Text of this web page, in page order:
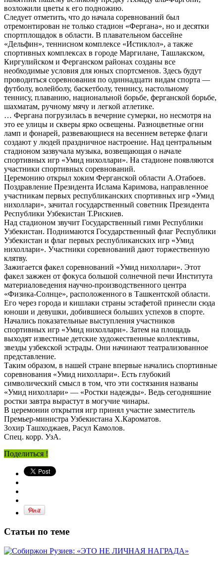
возложили цветы к его подножию.
Следует отметить, что до начала соревнований был
отремонтирован не только стадион «Фергана», но и десятки
спортплощадок в области. В плавательном бассейне
«Дельфин», теннисном комплексе «Истиклол», а также
спортивных комплексах в городе Маргилане, Ташлакском,
Киргулийском и Ферганском районах созданы все
необходимые условия для юных спортсменов. Здесь будут
проводиться соревнования по одиннадцати видам спорта —
футболу, волейболу, баскетболу, теннису, настольному
теннису, плаванию, национальной борьбе, ферганской борьбе,
шахматам, ручному мячу и легкой атлетике.
… Фергана погрузилась в вечерние сумерки, но несмотря на
это ее улицы и скверы ярко освещены. Разноцветные огни
ламп и фонарей, развевающиеся на весеннем ветерке флаги
создают у людей праздничное настроение. Над центральным
стадионом зазвучала музыка, возвещающая о начале
спортивных игр «Умид нихоллари». На стадионе появляются
участники спортивных соревнований.
Церемонию открыл хоким Ферганской области А.Отабоев.
Поздравление Президента Ислама Каримова, направленное
участникам первых республиканских спортивных игр «Умид
нихоллари», зачитал государственный советник Президента
Республики Узбекистан Т.Рискиев.
Над стадионом звучит Государственный гимн Республики
Узбекистан. Поднимаются Государственный флаг Республики
Узбекистан и флаг первых республиканских игр «Умид
нихоллари». Участники соревнований дают торжественную
клятву.
Зажигается факел соревнований «Умид нихоллари». Этот
факел зажжен от фокуса большой солнечной печи Института
материаловедения научно-производственного центра
«Физика-Солнце», расположенного в Ташкентской области.
Его через города и кишлаки страны эстафетой принесли сюда
юноши и девушки, добившиеся больших успехов в спорте.
Начались показательные выступления участников
спортивных игр «Умид нихоллари». Затем на площадь
выходят известные детские художественные коллективы,
звезды узбекской эстрады. Они начинают театрализованное
представление.
Таким образом, в нашей стране впервые начались спортивные
соревнования «Умид нихоллари». Есть глубокий
символический смысл в том, что эти состязания названы
«Умид нихоллари» — «Ростки надежды». Ведь сегодняшние
ростки завтра вырастут в могучие чинары.
В церемонии открытия игр принял участие заместитель
Премьер-министра Узбекистана Х.Кароматов.
Зохир Ташходжаев, Расул Камолов.
Спец. корр. УзА.
Поделиться !
Статьи по теме